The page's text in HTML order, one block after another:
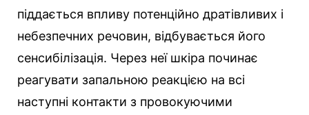
піддається впливу потенційно дратівливих і
небезпечних речовин, відбувається його
сенсибілізація. Через неї шкіра починає
реагувати запальною реакцією на всі
наступні контакти з провокуючими